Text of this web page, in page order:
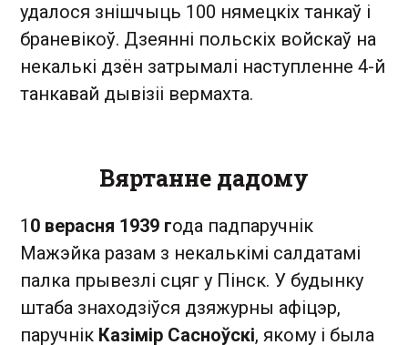
удалося знішчыць 100 нямецкіх танкаў і
браневікоў. Дзеянні польскіх войскаў на
некалькі дзён затрымалі наступленне 4-й
танкавай дывізіі вермахта.
Вяртанне дадому
1 0 верасня 1939 года падпаручнік
Мажэйка разам з некалькімі салдатамі
палка прывезлі сцяг у Пінск. У будынку
штаба знаходзіўся дзяжурны афіцэр,
паручнік Казімір Сасноўскі, якому і была